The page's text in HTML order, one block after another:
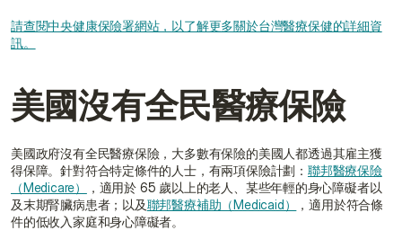
請查閱中央健康保險署網站，以了解更多關於台灣醫療保健的詳細資
訊。
美國沒有全民醫療保險
美國政府沒有全民醫療保險，大多數有保險的美國人都透過其雇主獲
得保障。針對符合特定條件的人士，有兩項保險計劃： 聯邦醫療保險
（Medicare）
，適用於 65 歲以上的老人、某些年輕的身心障礙者以
及末期腎臟病患者；以及聯邦醫療補助（Medicaid）
，適用於符合條
件的低收入家庭和身心障礙者。